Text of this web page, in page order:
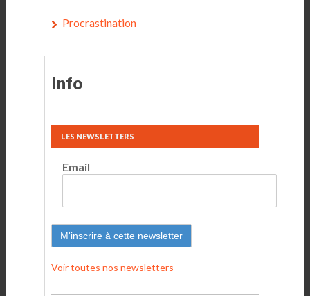
Procrastination
Info
LES NEWSLETTERS
Email
Voir toutes nos newsletters